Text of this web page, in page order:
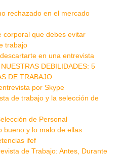
rechazado en el mercado
corporal que debes evitar
trabajo
en una entrevista
DEBILIDADES: 5
DE TRABAJO
por Skype
de trabajo y la selección de
de Personal
bueno y lo malo de ellas
ifef
de Trabajo: Antes, Durante